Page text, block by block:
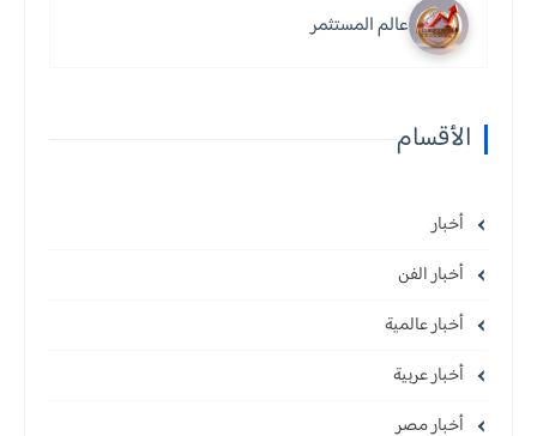
عالم المستثمر
الأقسام
أخبار
أخبار الفن
أخبار عالمية
أخبار عربية
أخبار مصر